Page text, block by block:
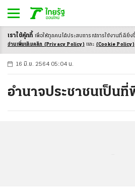
-ก ก ก+
16 มิ.ย. 2564 05:04 น.
อำนาจประชาชนเป็นที่
เราใช้คุ้กกี้ เพื่อให้ทุกคนได้ประสบการณ์การใช้งานที่ดียิ่ง
อ่านเพิ่มเติมคลิก (Privacy Policy) และ (Cookie Policy)